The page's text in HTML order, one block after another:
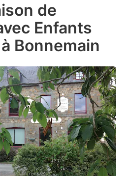
de
Enfants
Bonnemain